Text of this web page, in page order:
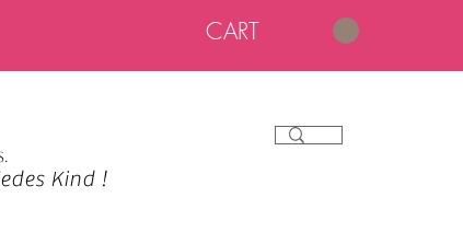
CART
Kind !